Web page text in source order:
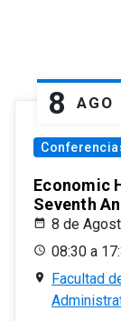
8 AGO
Economic
Seventh
8 de
08:30 a
Facultad